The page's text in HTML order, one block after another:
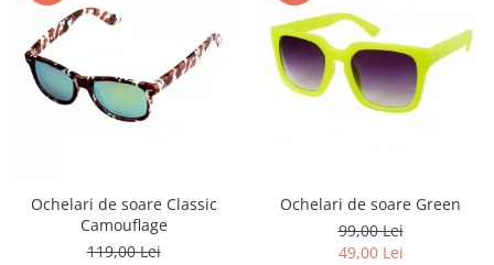
Ochelari de soare Classic
Camouflage
119,00 Lei
Ochelari de soare Green
99,00 Lei
49,00 Lei